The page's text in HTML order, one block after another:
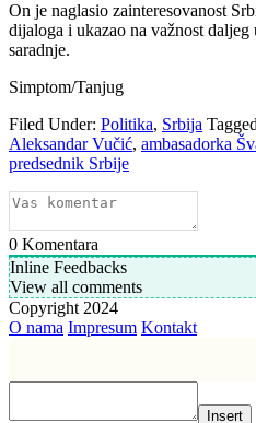
On je naglasio zainteresovanost
dijaloga i ukazao na važnost daljeg
saradnje.
Simptom/Tanjug
Filed Under: Politika, Srbija
Aleksandar Vučić, ambasadorka
predsednik Srbije
0 Komentara
Inline Feedbacks
View all comments
Copyright 2024
O nama Impresum Kontakt
Insert